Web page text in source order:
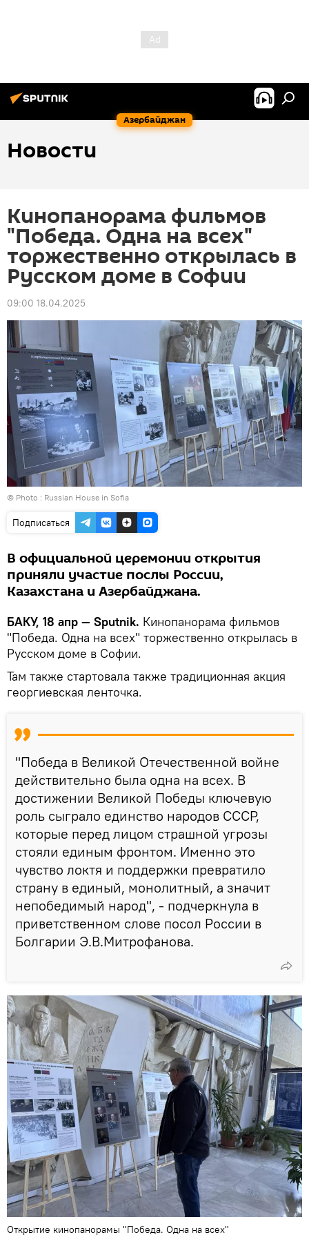
Азербайджан
Новости
Кинопанорама фильмов
"Победа. Одна на всех"
торжественно открылась в
Русском доме в Cофии
09:00 18.04.2025
© Photo : Russian House in Sofia
Подписаться
В официальной церемонии открытия
приняли участие послы России,
Казахстана и Азербайджана.
БАКУ, 18 апр — Sputnik. Кинопанорама фильмов
"Победа. Одна на всех" торжественно открылась в
Русском доме в Cофии.
Там также стартовала также традиционная акция
георгиевская ленточка.
"Победа в Великой Отечественной войне
действительно была одна на всех. В
достижении Великой Победы ключевую
роль сыграло единство народов СССР,
которые перед лицом страшной угрозы
стояли единым фронтом. Именно это
чувство локтя и поддержки превратило
страну в единый, монолитный, а значит
непобедимый народ", - подчеркнула в
приветственном слове посол России в
Болгарии Э.В.Митрофанова.
Открытие кинопанорамы "Победа. Одна на всех"